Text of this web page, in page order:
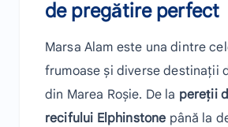
de pregătire perfect
Marsa Alam este una dintre
frumoase și diverse destinații
din Marea Roșie. De la pereții
recifului Elphinstone până la